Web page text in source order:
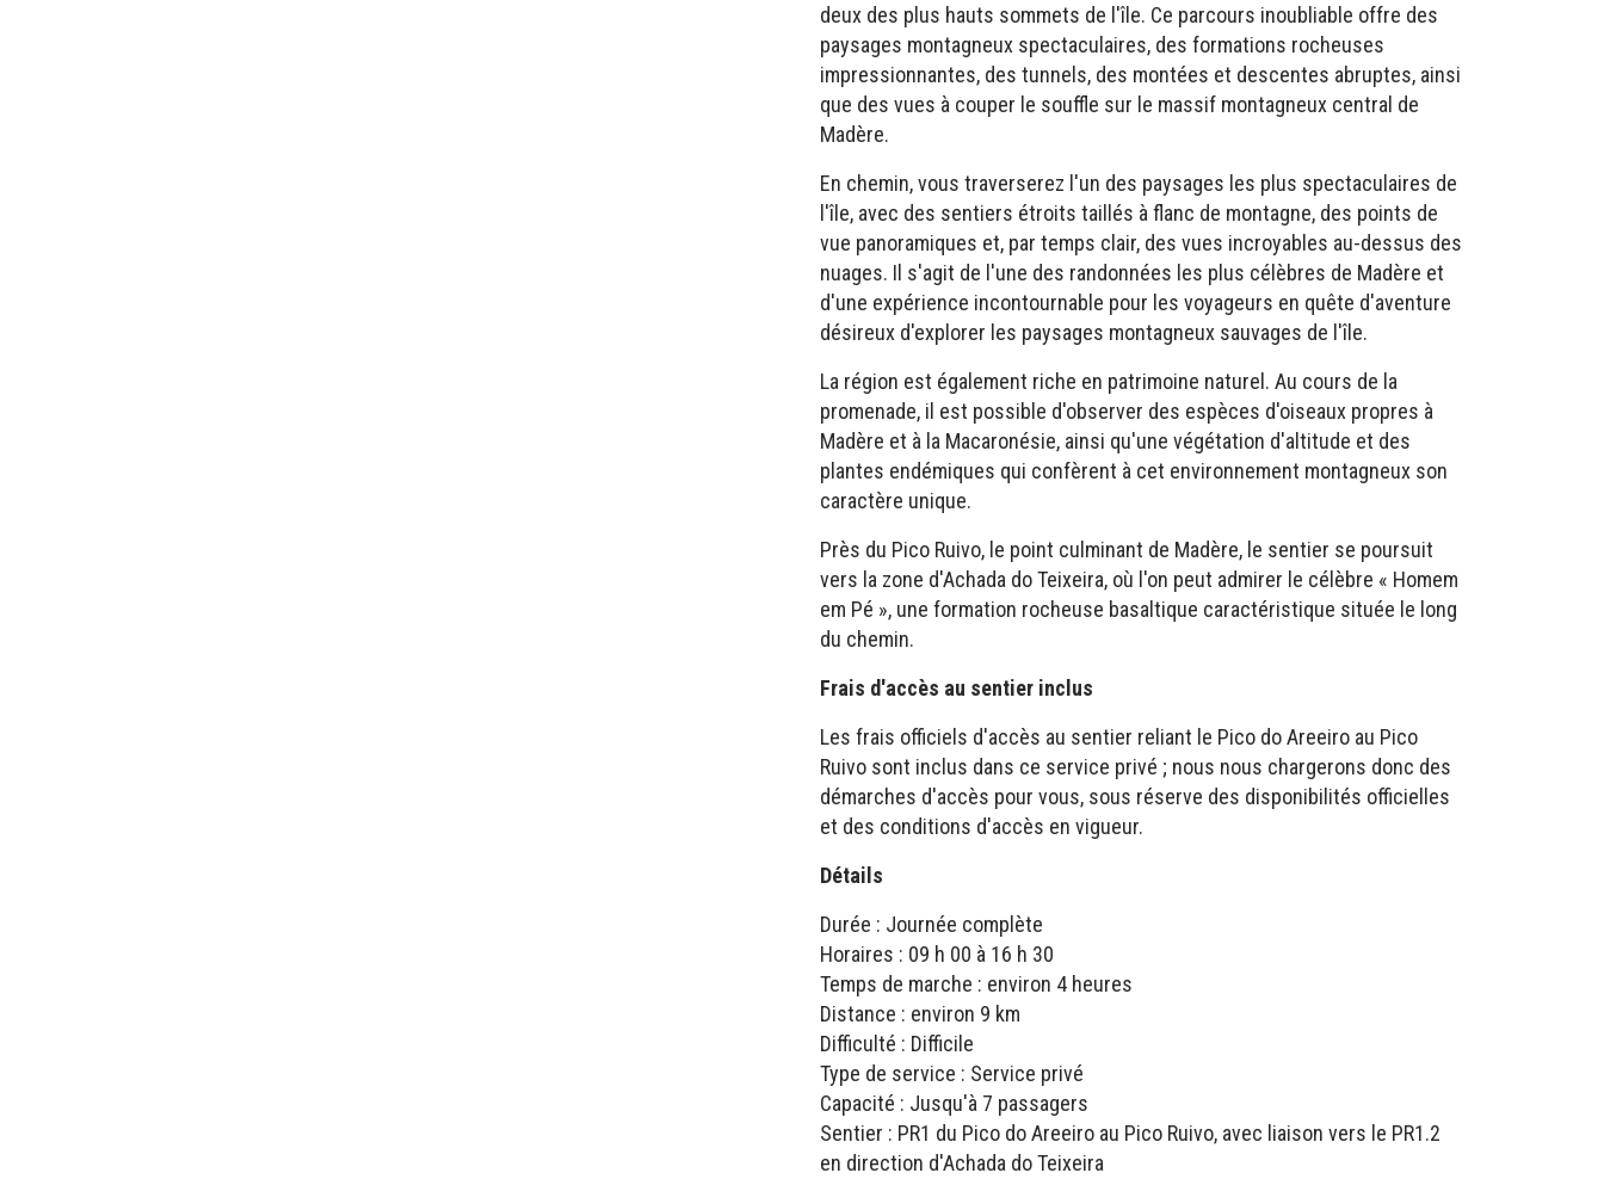
deux des plus hauts sommets de l'île. Ce parcours inoubliable offre des
paysages montagneux spectaculaires, des formations rocheuses
impressionnantes, des tunnels, des montées et descentes abruptes, ainsi
que des vues à couper le souffle sur le massif montagneux central de
Madère.
En chemin, vous traverserez l'un des paysages les plus spectaculaires de
l'île, avec des sentiers étroits taillés à flanc de montagne, des points de
vue panoramiques et, par temps clair, des vues incroyables au-dessus des
nuages. Il s'agit de l'une des randonnées les plus célèbres de Madère et
d'une expérience incontournable pour les voyageurs en quête d'aventure
désireux d'explorer les paysages montagneux sauvages de l'île.
La région est également riche en patrimoine naturel. Au cours de la
promenade, il est possible d'observer des espèces d'oiseaux propres à
Madère et à la Macaronésie, ainsi qu'une végétation d'altitude et des
plantes endémiques qui confèrent à cet environnement montagneux son
caractère unique.
Près du Pico Ruivo, le point culminant de Madère, le sentier se poursuit
vers la zone d'Achada do Teixeira, où l'on peut admirer le célèbre « Homem
em Pé », une formation rocheuse basaltique caractéristique située le long
du chemin.
Frais d'accès au sentier inclus
Les frais officiels d'accès au sentier reliant le Pico do Areeiro au Pico
Ruivo sont inclus dans ce service privé ; nous nous chargerons donc des
démarches d'accès pour vous, sous réserve des disponibilités officielles
et des conditions d'accès en vigueur.
Détails
Durée : Journée complète
Horaires : 09 h 00 à 16 h 30
Temps de marche : environ 4 heures
Distance : environ 9 km
Difficulté : Difficile
Type de service : Service privé
Capacité : Jusqu'à 7 passagers
Sentier : PR1 du Pico do Areeiro au Pico Ruivo, avec liaison vers le PR1.2
en direction d'Achada do Teixeira